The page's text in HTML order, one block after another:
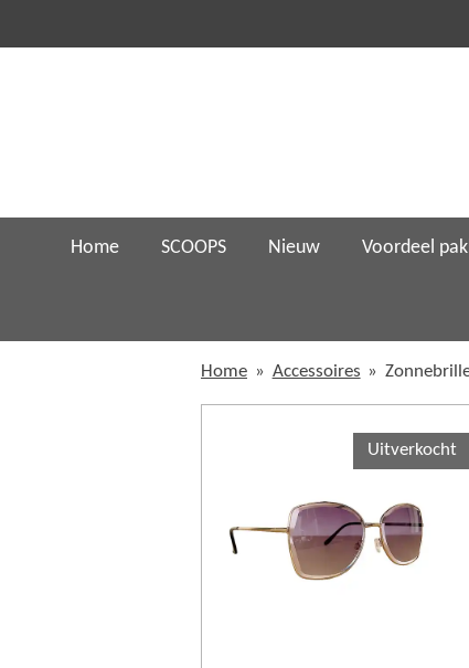
direct
Home SCOOPS Nieuw Voordeel
Home » Accessoires »
Uitverkocht